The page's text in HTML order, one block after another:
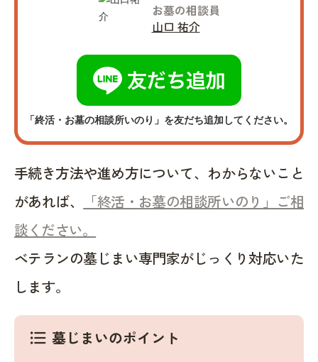
お墓の相談員
山口 祐介
「終活・お墓の相談所いのり」を友だち追加してください。
手続き方法や進め方について、わからないこと
があれば、
「終活・お墓の相談所いのり」ご相
談ください。
ベテランの墓じまい専門家がじっくり対応いた
します。
format_list_bulleted 墓じまいのポイント